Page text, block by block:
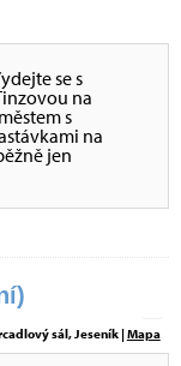
se s
na
s
na
jen
sál, Jeseník |Mapa